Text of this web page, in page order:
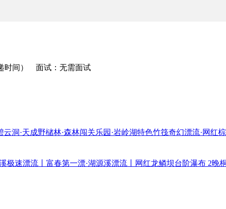
时间） 面试：无需面试
洞·天成野槠林·森林闯关乐园·岩岭湖特色竹筏奇幻漂流·网红
极速漂流丨富春第一漂·湖源溪漂流丨网红龙鳞坝台阶瀑布 2晚